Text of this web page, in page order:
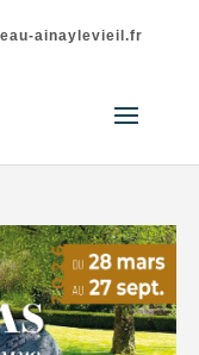
ainaylevieil.fr